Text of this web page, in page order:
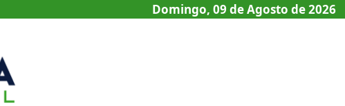
Domingo, 09 de Agosto de 2026